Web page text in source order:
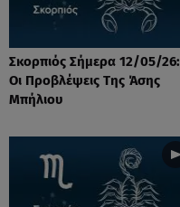
Σκορπιός Σήμερα 12/05/26:
Οι Προβλέψεις Tης Άσης
Μπήλιου